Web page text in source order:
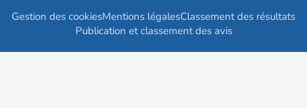
Gestion des cookiesMentions légalesClassement des résultats
Publication et classement des avis